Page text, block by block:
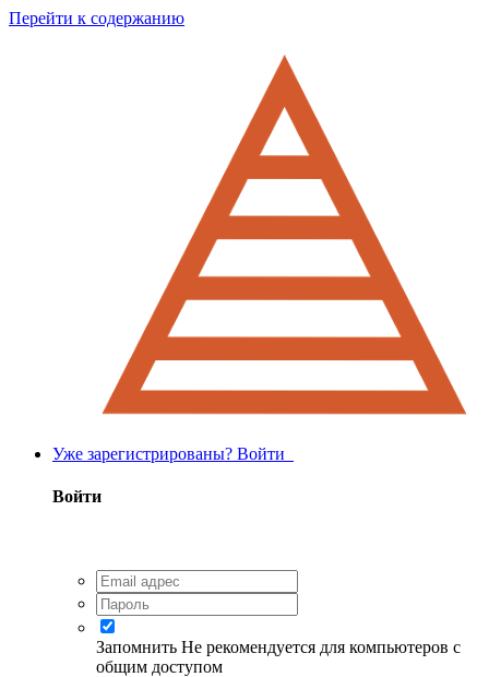
Перейти к содержанию
Уже зарегистрированы? Войти
Войти
Запомнить Не рекомендуется для компьютеров с
общим доступом